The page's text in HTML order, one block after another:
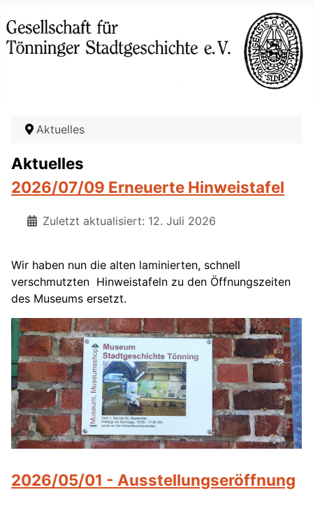
Aktuelles
Aktuelles
2026/07/09 Erneuerte Hinweistafel
Zuletzt aktualisiert: 12. Juli 2026
Wir haben nun die alten laminierten, schnell
verschmutzten Hinweistafeln zu den Öffnungszeiten
des Museums ersetzt.
2026/05/01 - Ausstellungseröffnung